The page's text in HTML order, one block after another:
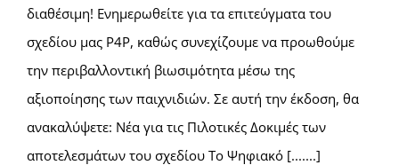
διαθέσιμη! Ενημερωθείτε για τα επιτεύγματα του
σχεδίου μας P4P, καθώς συνεχίζουμε να προωθούμε
την περιβαλλοντική βιωσιμότητα μέσω της
αξιοποίησης των παιχνιδιών. Σε αυτή την έκδοση, θα
ανακαλύψετε: Νέα για τις Πιλοτικές Δοκιμές των
αποτελεσμάτων του σχεδίου Το Ψηφιακό [.......]